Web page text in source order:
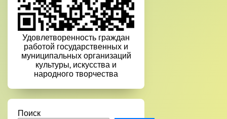
Удовлетворенность граждан
работой государственных и
муниципальных организаций
культуры, искусства и
народного творчества
Поиск